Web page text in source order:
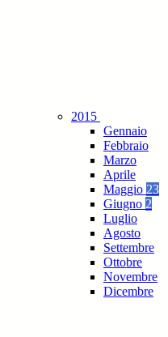
2015
Gennaio
Febbraio
Marzo
Aprile
Maggio 23
Giugno 2
Luglio
Agosto
Settembre
Ottobre
Novembre
Dicembre